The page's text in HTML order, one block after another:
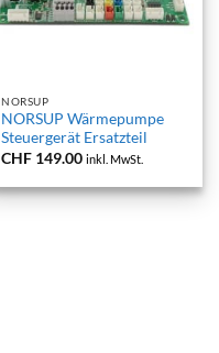
NORSUP
NORSUP Wärmepumpe
Steuergerät Ersatzteil
CHF 149.00 inkl. MwSt.